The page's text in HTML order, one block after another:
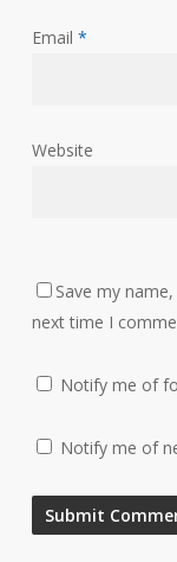
Email *
Website
Save my
next time I
Notify me of
Notify me of